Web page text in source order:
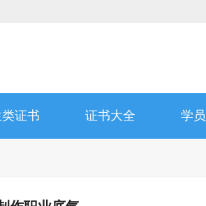
证书 证书大全 学